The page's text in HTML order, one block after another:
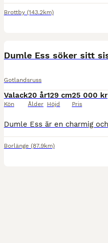
Brottby (143.2km)
Gotlandsruss
Valack
Kön
20 år
Ålder
129 cm
Höjd
25 000 kr
Pris
Borlänge (87.9km)